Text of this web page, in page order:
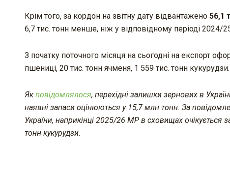
Крім того, за кордон на звітну дату відвантажено 56,1
6,7 тис. тонн менше, ніж у відповідному періоді 2024/
З початку поточного місяця на сьогодні на експорт
пшениці, 20 тис. тонн ячменя, 1 559 тис. тонн
Якповідомлялося, перехідні залишки зернових в
наявні запаси оцінюються у 15,7 млн тонн. За
України, наприкінці 2025/26 МР в сховищах
тонн кукурудзи.